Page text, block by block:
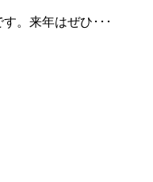
。来年はぜひ･･･